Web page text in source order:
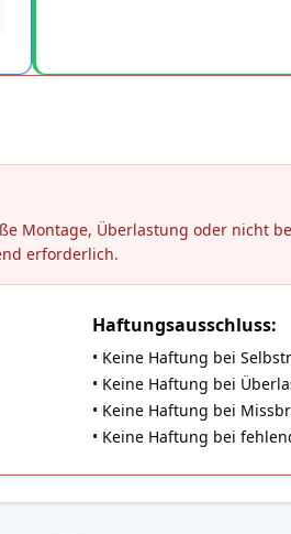
Montage, Überlastung oder nicht
erforderlich.
Haftungsausschluss:
• Keine Haftung bei
• Keine Haftung bei
• Keine Haftung bei
• Keine Haftung bei